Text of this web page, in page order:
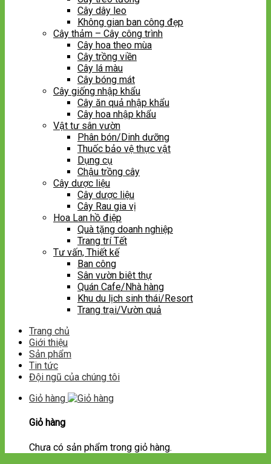
Cây dây leo
Không gian ban công đẹp
Cây thảm – Cây công trình
Cây hoa theo mùa
Cây trồng viền
Cây lá màu
Cây bóng mát
Cây giống nhập khẩu
Cây ăn quả nhập khẩu
Cây hoa nhập khẩu
Vật tư sân vườn
Phân bón/Dinh dưỡng
Thuốc bảo vệ thực vật
Dụng cụ
Chậu trồng cây
Cây dược liệu
Cây dược liệu
Cây Rau gia vị
Hoa Lan hồ điệp
Quà tặng doanh nghiệp
Trang trí Tết
Tư vấn, Thiết kế
Ban công
Sân vườn biêt thự
Quán Cafe/Nhà hàng
Khu du lịch sinh thái/Resort
Trang trại/Vườn quả
Trang chủ
Giới thiệu
Sản phẩm
Tin tức
Đội ngũ của chúng tôi
Giỏ hàng
Giỏ hàng
Chưa có sản phẩm trong giỏ hàng.